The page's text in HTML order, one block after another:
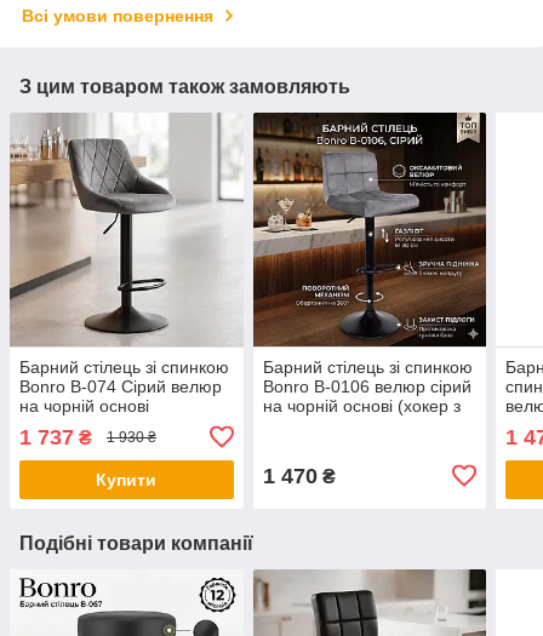
Всі умови повернення
З цим товаром також замовляють
Барний стілець зі спинкою
Bonro B-074 Сірий велюр
на чорній основі
(регульований хокер для
кухні та бару)
1 737 ₴ 1 930 ₴
Купити
Барний стілець зі спинкою
Bonro B-0106 велюр сірий
на чорній основі (хокер з
1 470₴
1
Подібні товари компанії